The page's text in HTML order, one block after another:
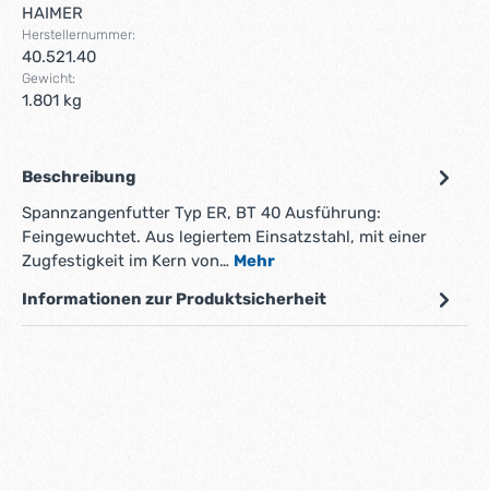
HAIMER
Herstellernummer:
40.521.40
Gewicht:
1.801 kg
Beschreibung
Spannzangenfutter Typ ER, BT 40 Ausführung:
Feingewuchtet. Aus legiertem Einsatzstahl, mit einer
Zugfestigkeit im Kern von… Mehr
Informationen zur Produktsicherheit